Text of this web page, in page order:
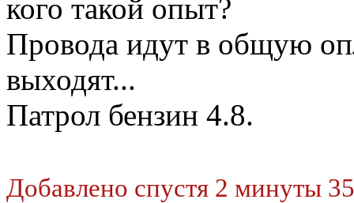
кого такой опыт?
Провода идут в общую
выходят...
Патрол бензин 4.8.
Добавлено спустя 2 минуты